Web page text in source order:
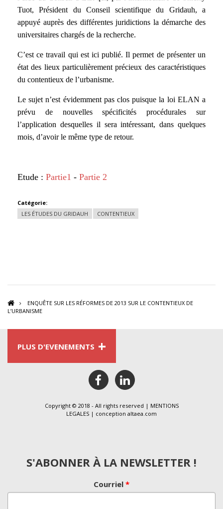
Tuot, Président du Conseil scientifique du Gridauh, a
appuyé auprès des différentes juridictions la démarche des
universitaires chargés de la recherche.
C’est ce travail qui est ici publié. Il permet de présenter un
état des lieux particulièrement précieux des caractéristiques
du contentieux de l’urbanisme.
Le sujet n’est évidemment pas clos puisque la loi ELAN a
prévu de nouvelles spécificités procédurales sur
l’application desquelles il sera intéressant, dans quelques
mois, d’avoir le même type de retour.
Etude : Partie1 - Partie 2
Catégorie:
LES ÉTUDES DU GRIDAUH
CONTENTIEUX
ENQUÊTE SUR LES RÉFORMES DE 2013 SUR LE CONTENTIEUX DE
L’URBANISME
PLUS D'EVENEMENTS +
facebooklinkedin
Copyright © 2018 - All rights reserved | MENTIONS
LEGALES | conception altaea.com
S'ABONNER À LA NEWSLETTER !
Courriel *